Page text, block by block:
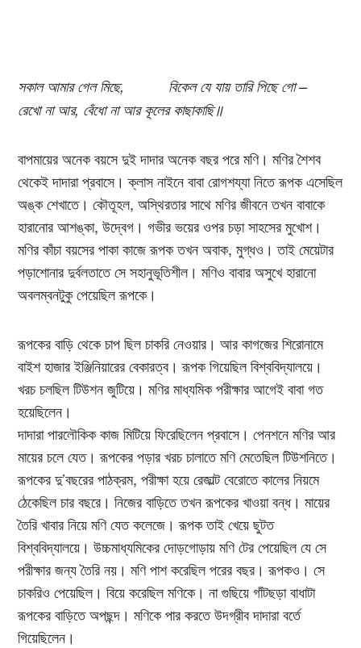
সকাল আমার গেল মিছে, বিকেল যে যায় তারি পিছে গো –
রেখো না আর, বেঁধো না আর কূলের কাছাকাছি॥
বাপমায়ের অনেক বয়সে দুই দাদার অনেক বছর পরে মণি। মণির শৈশব
থেকেই দাদারা প্রবাসে। ক্লাস নাইনে বাবা রোগশয্যা নিতে রূপক এসেছিল
অঙ্ক শেখাতে। কৌতূহল, অস্থিরতার সাথে মণির জীবনে তখন বাবাকে
হারানোর আশঙ্কা, উদ্বেগ। গভীর ভয়ের ওপর চড়া সাহসের মুখোশ।
মণির কাঁচা বয়সের পাকা কাজে রূপক তখন অবাক, মুগ্ধও। তাই মেয়েটার
পড়াশোনার দুর্বলতাতে সে সহানুভূতিশীল। মণিও বাবার অসুখে হারানো
অবলম্বনটুকু পেয়েছিল রূপকে।
রূপকের বাড়ি থেকে চাপ ছিল চাকরি নেওয়ার। আর কাগজের শিরোনামে
বাইশ হাজার ইঞ্জিনিয়ারের বেকারত্ব। রূপক গিয়েছিল বিশ্ববিদ্যালয়ে।
খরচ চলছিল টিউশন জুটিয়ে। মণির মাধ্যমিক পরীক্ষার আগেই বাবা গত
হয়েছিলেন।
দাদারা পারলৌকিক কাজ মিটিয়ে ফিরেছিলেন প্রবাসে। পেনশনে মণির আর
মায়ের চলে যেত। রূপকের পড়ার খরচ চালাতে মণি মেতেছিল টিউশনিতে।
রূপকের দু’বছরের পাঠক্রম, পরীক্ষা হয়ে রেজাল্ট বেরোতে কালের নিয়মে
ঠেকেছিল চার বছরে। নিজের বাড়িতে তখন রূপকের খাওয়া বন্ধ। মায়ের
তৈরি খাবার নিয়ে মণি যেত কলেজে। রূপক তাই খেয়ে ছুটত
বিশ্ববিদ্যালয়ে। উচ্চমাধ্যমিকের দোড়গোড়ায় মণি টের পেয়েছিল যে সে
পরীক্ষার জন্য তৈরি নয়। মণি পাশ করেছিল পরের বছর। রূপকও। সে
চাকরিও পেয়েছিল। বিয়ে করেছিল মণিকে। না গুছিয়ে গাঁটছড়া বাধাটা
রূপকের বাড়িতে অপছন্দ। মণিকে পার করতে উদগ্রীব দাদারা বর্তে
গিয়েছিলেন।